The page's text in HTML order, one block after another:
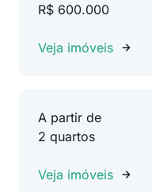
R$ 600.000
Veja imóveis
A partir de
2 quartos
Veja imóveis